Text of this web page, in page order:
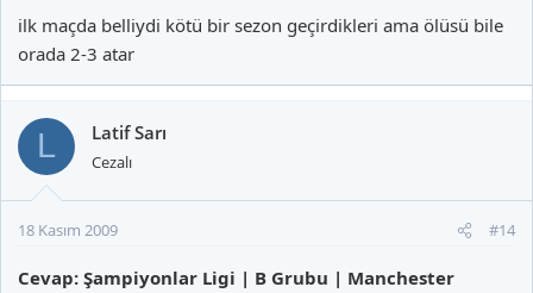
ilk maçda belliydi kötü bir sezon geçirdikleri ama ölüsü bile
orada 2-3 atar
L Latif Sarı
Cezalı
18 Kasım 2009 #14
Cevap: Şampiyonlar Ligi | B Grubu | Manchester